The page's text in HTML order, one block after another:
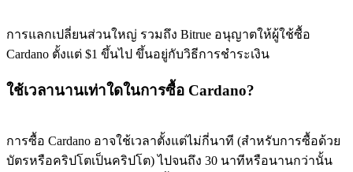
การแลกเปลี่ยนส่วนใหญ่ รวมถึง Bitrue อนุญาตให้ผู้ใช้ซื้อ
Cardano ตั้งแต่ $1 ขึ้นไป ขึ้นอยู่กับวิธีการชำระเงิน
ใช้เวลานานเท่าใดในการซื้อ Cardano?
การซื้อ Cardano อาจใช้เวลาตั้งแต่ไม่กี่นาที (สำหรับการซื้อด้วย
บัตรหรือคริปโตเป็นคริปโต) ไปจนถึง 30 นาทีหรือนานกว่านั้น